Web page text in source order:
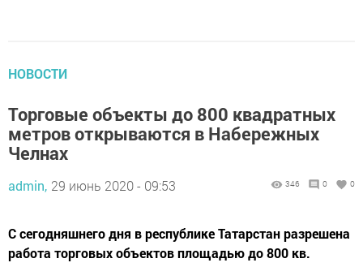
НОВОСТИ
Торговые объекты до 800 квадратных
метров открываются в Набережных
Челнах
admin, 29 июнь 2020 - 09:53 346 0 0
С сегодняшнего дня в республике Татарстан разрешена
работа торговых объектов площадью до 800 кв.